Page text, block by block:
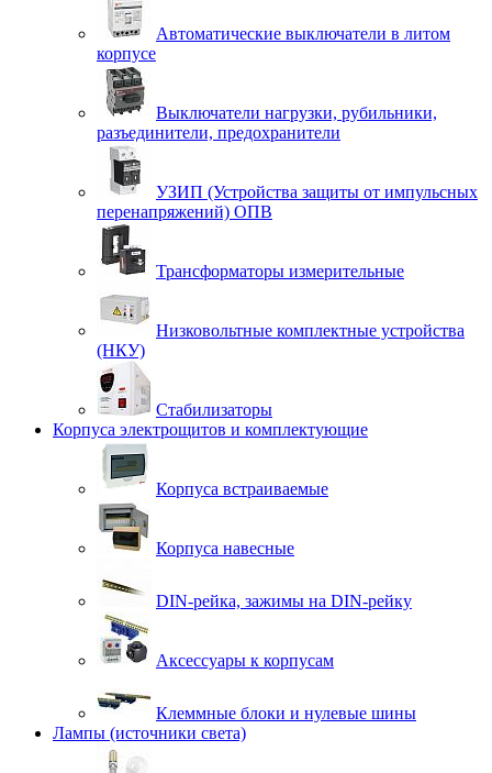
Автоматические выключатели в литом
корпусе
Выключатели нагрузки, рубильники,
разъединители, предохранители
УЗИП (Устройства защиты от импульсных
перенапряжений) ОПВ
Трансформаторы измерительные
Низковольтные комплектные устройства
(НКУ)
Стабилизаторы
Корпуса электрощитов и комплектующие
Корпуса встраиваемые
Корпуса навесные
DIN-рейка, зажимы на DIN-рейку
Аксессуары к корпусам
Клеммные блоки и нулевые шины
Лампы (источники света)